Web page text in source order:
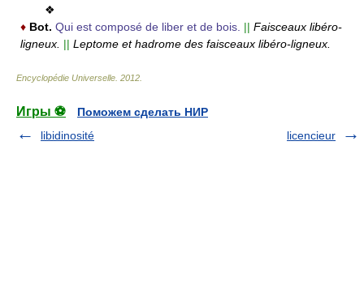
❖
♦ Bot. Qui est composé de liber et de bois. || Faisceaux libéro-
ligneux. || Leptome et hadrome des faisceaux libéro-ligneux.
Encyclopédie Universelle 2012
Игры ⚽
Поможем сделать НИР
libidinosité
licencieur